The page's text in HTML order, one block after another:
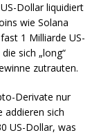
Dollar liquidiert
wie Solana
1 Milliarde US-
sich „long“
zutrauten.
Derivate nur
addieren sich
US-Dollar, was